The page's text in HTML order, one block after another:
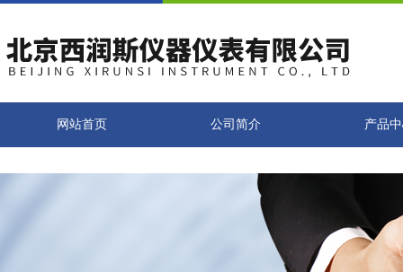
网站首页 公司简介 产品